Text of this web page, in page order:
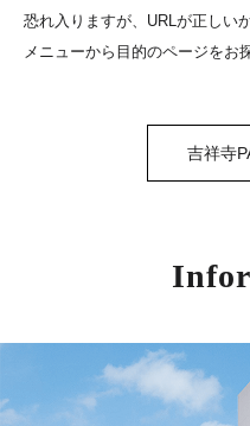
恐れ入りますが、URLが正しい
メニューから目的のページをお
吉祥寺